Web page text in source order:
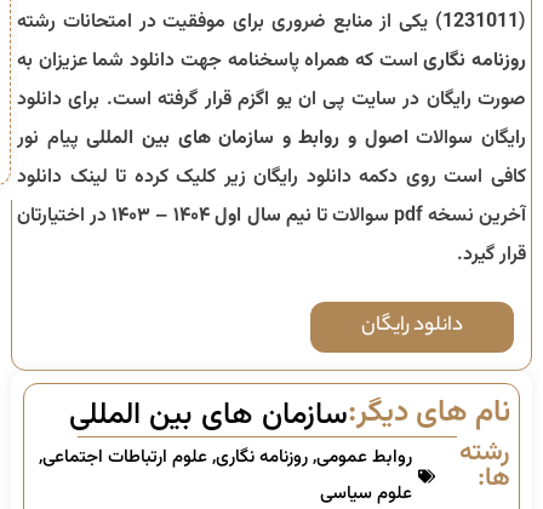
(
1231011) یکی از منابع ضروری برای موفقیت در امتحانات رشته
روزنامه نگاریاست که همراه پاسخنامه جهت دانلود شما عزیزان به
صورت رایگان در سایت پی ان یو اگزم قرار گرفته است. برای دانلود
رایگان سوالات اصول و روابط و سازمان های بین المللیپیام نور
کافی است روی دکمه دانلود رایگان زیر کلیک کرده تا لینک دانلود
آخرین نسخه pdf سوالات تا
نیم سال اول ۱۴۰۴ – ۱۴۰۳
در اختیارتان
قرار گیرد.
دانلود رایگان
نام های دیگر:سازمان های بین المللی
رشته
ها:
روابط عمومی,روزنامه نگاری,علوم ارتباطات اجتماعی,
علوم سیاسی